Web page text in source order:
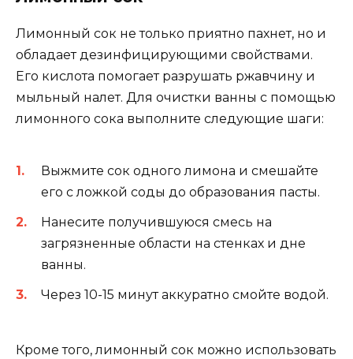
Лимонный сок не только приятно пахнет, но и
обладает дезинфицирующими свойствами.
Его кислота помогает разрушать ржавчину и
мыльный налет. Для очистки ванны с помощью
лимонного сока выполните следующие шаги:
Выжмите сок одного лимона и смешайте
его с ложкой соды до образования пасты.
Нанесите получившуюся смесь на
загрязненные области на стенках и дне
ванны.
Через 10-15 минут аккуратно смойте водой.
Кроме того, лимонный сок можно использовать